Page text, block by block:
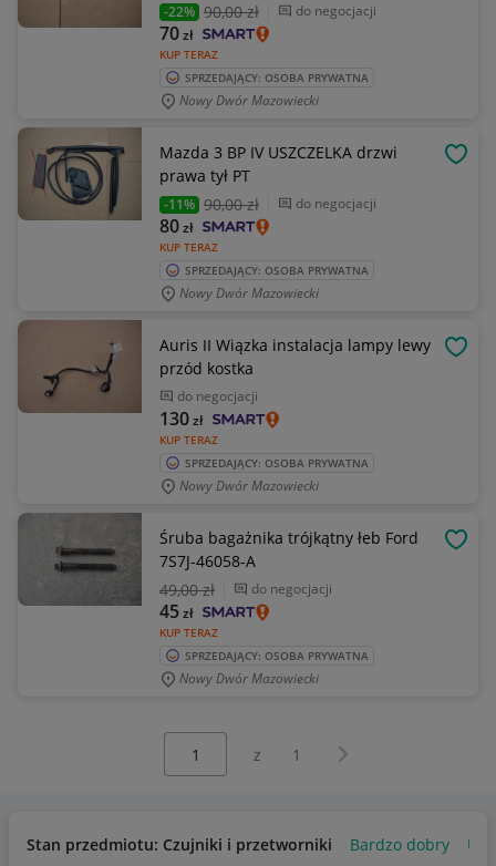
-22% 90,00 zł do negocjacji
KUP TERAZ
70zł
SPRZEDAJĄCY: OSOBA PRYWATNA
Nowy Dwór Mazowiecki
Mazda 3 BP IV USZCZELKA drzwi
prawa tył PT
-11% 90,00 zł do negocjacji
KUP TERAZ
80zł
SPRZEDAJĄCY: OSOBA PRYWATNA
Nowy Dwór Mazowiecki
Auris II Wiązka instalacja lampy lewy
przód kostka
do negocjacji
KUP TERAZ
130zł
SPRZEDAJĄCY: OSOBA PRYWATNA
Nowy Dwór Mazowiecki
Śruba bagażnika trójkątny łeb Ford
7S7J-46058-A
49,00 zł do negocjacji
KUP TERAZ
45zł
SPRZEDAJĄCY: OSOBA PRYWATNA
Nowy Dwór Mazowiecki
z 1 Następna strona
Stan przedmiotu: Czujniki i przetworniki Bardzo dobry